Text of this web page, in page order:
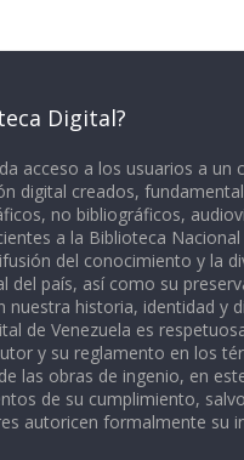
Digital?
acceso a los usuarios a un
digital creados,
no bibliográficos,
a la Biblioteca Nacional
del conocimiento y la
del país, así como su
nuestra historia, identidad y
de Venezuela es
y su reglamento en los
las obras de ingenio, en
de su cumplimiento,
autoricen formalmente su